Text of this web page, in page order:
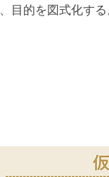
目的を図式化する